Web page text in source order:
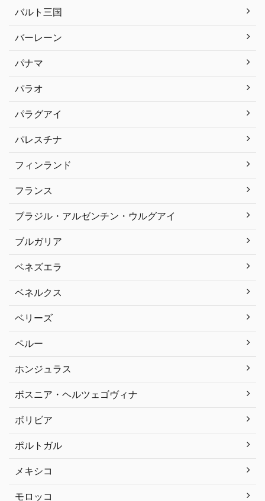
バルト三国
バーレーン
パナマ
パラオ
パラグアイ
パレスチナ
フィンランド
フランス
ブラジル・アルゼンチン・ウルグアイ
ブルガリア
ベネズエラ
ベネルクス
ベリーズ
ペルー
ホンジュラス
ボスニア・ヘルツェゴヴィナ
ボリビア
ポルトガル
メキシコ
モロッコ